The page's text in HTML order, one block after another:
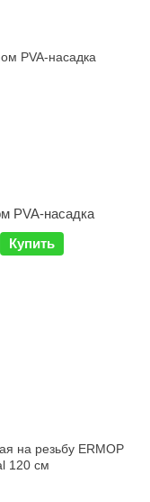
PVA-насадка
Купить